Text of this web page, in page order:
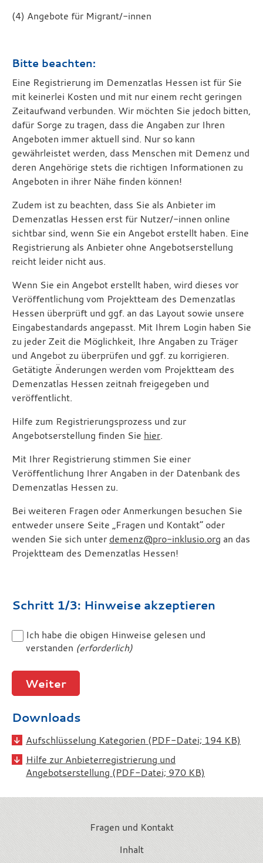
(4) Angebote für Migrant/-innen
Bitte beachten:
Eine Registrierung im Demenzatlas Hessen ist für Sie
mit keinerlei Kosten und mit nur einem recht geringen
Zeitaufwand verbunden. Wir möchten Sie jedoch bitten,
dafür Sorge zu tragen, dass die Angaben zur Ihren
Angeboten immer aktuell sind. Nur so kann
gewährleistet werden, dass Menschen mit Demenz und
deren Angehörige stets die richtigen Informationen zu
Angeboten in ihrer Nähe finden können!
Zudem ist zu beachten, dass Sie als Anbieter im
Demenzatlas Hessen erst für Nutzer/-innen online
sichtbar sind, wenn Sie ein Angebot erstellt haben. Eine
Registrierung als Anbieter ohne Angebotserstellung
reicht leider nicht aus.
Wenn Sie ein Angebot erstellt haben, wird dieses vor
Veröffentlichung vom Projektteam des Demenzatlas
Hessen überprüft und ggf. an das Layout sowie unsere
Eingabestandards angepasst. Mit Ihrem Login haben Sie
zu jeder Zeit die Möglichkeit, Ihre Angaben zu Träger
und Angebot zu überprüfen und ggf. zu korrigieren.
Getätigte Änderungen werden vom Projektteam des
Demenzatlas Hessen zeitnah freigegeben und
veröffentlicht.
Hilfe zum Registrierungsprozess und zur
Angebotserstellung finden Sie hier.
Mit Ihrer Registrierung stimmen Sie einer
Veröffentlichung Ihrer Angaben in der Datenbank des
Demenzatlas Hessen zu.
Bei weiteren Fragen oder Anmerkungen besuchen Sie
entweder unsere Seite „Fragen und Kontakt“ oder
wenden Sie sich unter demenz@pro-inklusio.org an das
Projektteam des Demenzatlas Hessen!
Schritt 1/3: Hinweise akzeptieren
Ich habe die obigen Hinweise gelesen und
verstanden (erforderlich)
Downloads
Aufschlüsselung Kategorien (PDF-Datei; 194 KB)
Hilfe zur Anbieterregistrierung und
Angebotserstellung (PDF-Datei; 970 KB)
Fragen und Kontakt
Inhalt